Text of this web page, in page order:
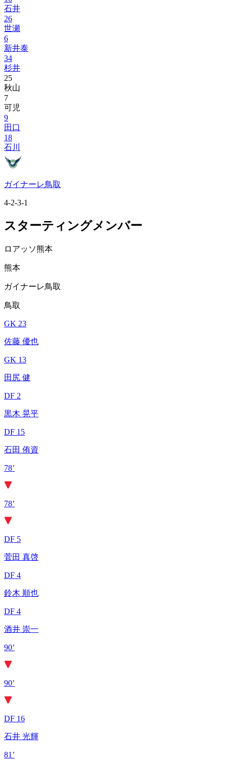
石井
26
世瀬
6
新井泰
34
杉井
25
秋山
7
可児
9
田口
18
石川
ガイナーレ鳥取
4-2-3-1
スターティングメンバー
ロアッソ熊本
熊本
ガイナーレ鳥取
鳥取
GK 23
佐藤 優也
GK 13
田尻 健
DF 2
黒木 晃平
DF 15
石田 侑資
78’
78’
DF 5
菅田 真啓
DF 4
鈴木 順也
DF 4
酒井 崇一
90’
90’
DF 16
石井 光輝
81’